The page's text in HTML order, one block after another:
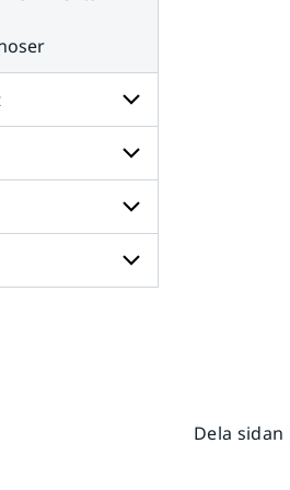
Undersidor
för
Radar
och
satellit
Undersidor
för
Väder
till
havs
Undersidor
för
Dela sidan